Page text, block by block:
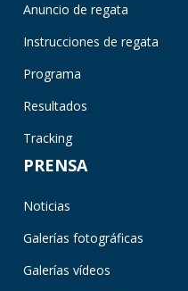
Anuncio de regata
Instrucciones de regata
Programa
Resultados
Tracking
PRENSA
Noticias
Galerías fotográficas
Galerías vídeos